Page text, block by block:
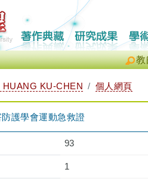
教
HUANG KU-CHEN 個人網頁
護學會運動急救證
93
1